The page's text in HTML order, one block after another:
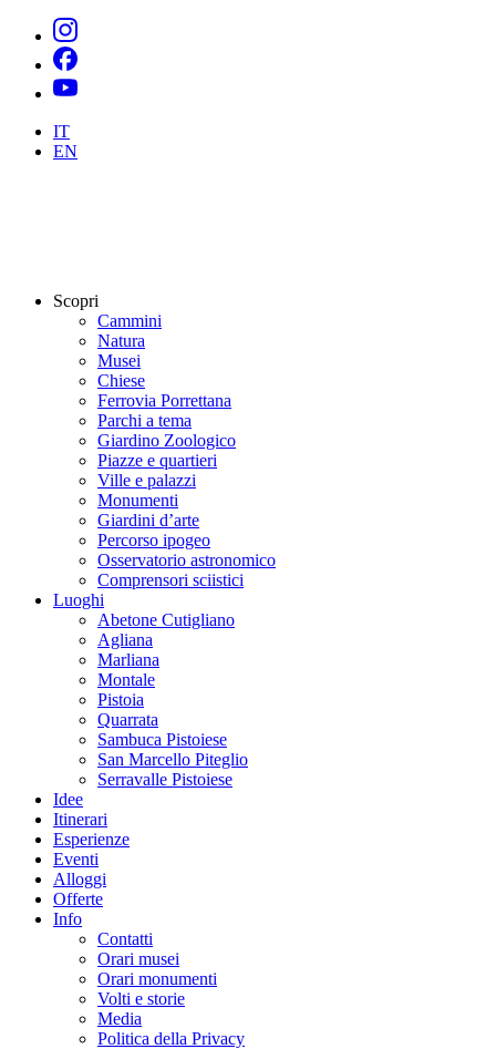
IT
EN
Scopri
Cammini
Natura
Musei
Chiese
Ferrovia Porrettana
Parchi a tema
Giardino Zoologico
Piazze e quartieri
Ville e palazzi
Monumenti
Giardini d’arte
Percorso ipogeo
Osservatorio astronomico
Comprensori sciistici
Luoghi
Abetone Cutigliano
Agliana
Marliana
Montale
Pistoia
Quarrata
Sambuca Pistoiese
San Marcello Piteglio
Serravalle Pistoiese
Idee
Itinerari
Esperienze
Eventi
Alloggi
Offerte
Info
Contatti
Orari musei
Orari monumenti
Volti e storie
Media
Politica della Privacy